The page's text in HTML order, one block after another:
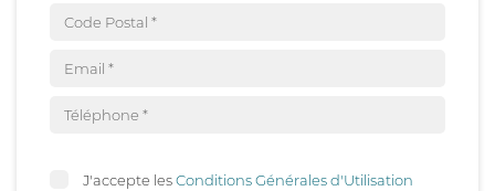
J'accepte lesConditions Générales d'Utilisation